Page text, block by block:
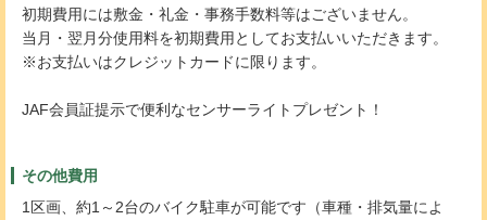
初期費用には敷金・礼金・事務手数料等はございません。
当月・翌月分使用料を初期費用としてお支払いいただきます。
※お支払いはクレジットカードに限ります。
JAF会員証提示で便利なセンサーライトプレゼント！
その他費用
1区画、約1～2台のバイク駐車が可能です（車種・排気量によ